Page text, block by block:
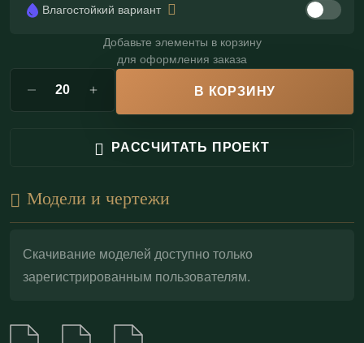
ленты;
Влагостойкость: возможно изготовление
влагостойкого варианта для ванных комнат и
хаммамов (по запросу);
Экологичность:100% природный материал,
не выделяет вредных веществ;
не выделяет токсичных веществ при нагреве;
для золочения (поталь), патинирования или
тонировки.
Порезка П50.20.1 — тот самый финальный штрих,
Влагостойкий вариант
Добавьте элементы в корзину
для оформления заказа
В КОРЗИНУ
РАССЧИТАТЬ ПРОЕКТ
Модели и чертежи
Скачивание моделей доступно только
зарегистрированным пользователям.